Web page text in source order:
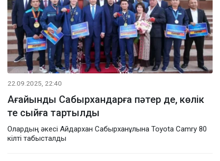
22.09.2025, 22:40
Ағайынды Сабырхандарға пәтер де, көлік
те сыйға тартылды
Олардың әкесі Айдархан Сабырханұлына Toyota Camry 80
кілті табысталды